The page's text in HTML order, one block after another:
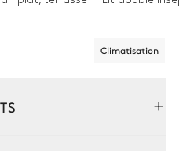
Climatisation